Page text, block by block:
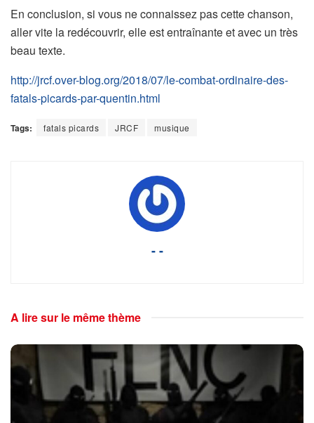
En conclusion, si vous ne connaissez pas cette chanson,
aller vite la redécouvrir, elle est entraînante et avec un très
beau texte.
http://jrcf.over-blog.org/2018/07/le-combat-ordinaire-des-
fatals-picards-par-quentin.html
Tags: fatals picards JRCF musique
- -
A lire sur le même thème